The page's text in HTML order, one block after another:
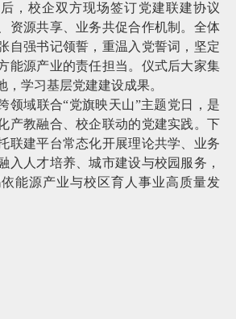
，校企双方现场签订党建联建协议
资源共享、业务共促合作机制。全体
自强书记领誓，重温入党誓词，坚定
能源产业的责任担当。仪式后大家集
，学习基层党建建设成果。
领域联合“党旗映天山”主题党日，是
产教融合、校企联动的党建实践。下
联建平台常态化开展理论共学、业务
入人才培养、城市建设与校园服务，
能源产业与校区育人事业高质量发